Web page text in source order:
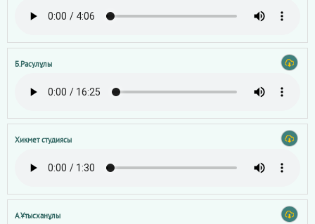
Б.Расулұлы
Хикмет студиясы
А.Ұтысханұлы